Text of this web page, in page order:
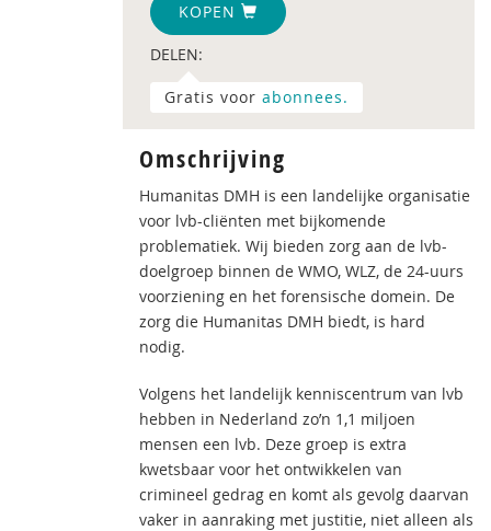
KOPEN
DELEN:
Gratis voor abonnees.
Omschrijving
Humanitas DMH is een landelijke organisatie
voor lvb-cliënten met bijkomende
problematiek. Wij bieden zorg aan de lvb-
doelgroep binnen de WMO, WLZ, de 24-uurs
voorziening en het forensische domein. De
zorg die Humanitas DMH biedt, is hard
nodig.
Volgens het landelijk kenniscentrum van lvb
hebben in Nederland zo’n 1,1 miljoen
mensen een lvb. Deze groep is extra
kwetsbaar voor het ontwikkelen van
crimineel gedrag en komt als gevolg daarvan
vaker in aanraking met justitie, niet alleen als